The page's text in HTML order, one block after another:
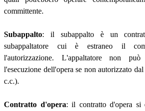
committente.
Subappalto: il subappalto è un
subappaltatore cui è estraneo il
l'autorizzazione. L'appaltatore non
l'esecuzione dell'opera se non autorizzato
c.c.).
Contratto d'opera: il contratto d'opera si